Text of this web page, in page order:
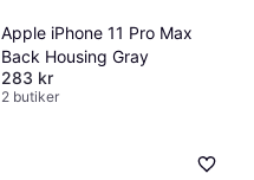
Apple iPhone 11 Pro Max
Back Housing Gray
283 kr
2 butiker